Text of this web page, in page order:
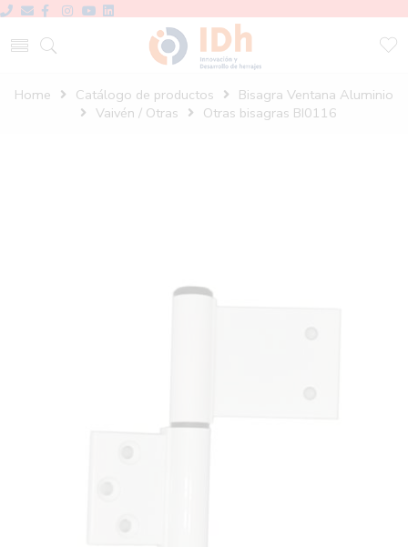
Home Catálogo de productos
Bisagra Ventana Aluminio
Vaivén / Otras
Otras bisagras BI0116